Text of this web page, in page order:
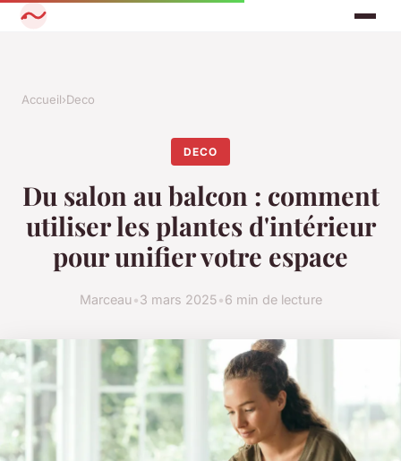
Accueil›Deco
DECO
Du salon au balcon : comment
utiliser les plantes d'intérieur
pour unifier votre espace
Marceau•3 mars 2025•6 min de lecture